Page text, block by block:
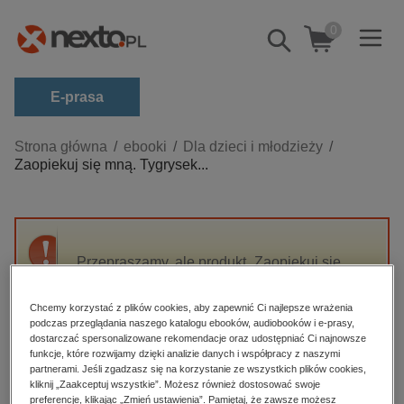
Pokaż/schowaj
wyszukiwarkę
0
E-prasa
Kategorie
Zobacz wszystkie E-prasa
budownictwo, aranżacja wnętrz
darmowe wydania
edukacja
hobby, sport, rozrywka
komputery, internet, technologie, informatyka
Strona główna ebooki
Dla dzieci i młodzieży
Zaopiekuj się mną. Tygrysek...
Przepraszamy, ale produkt „Zaopiekuj się
High-contrast mode
Polecane
Chcemy korzystać z plików cookies, aby zapewnić Ci najlepsze wrażenia
podczas przeglądania naszego katalogu ebooków, audiobooków i e-prasy,
dostarczać spersonalizowane rekomendacje oraz udostępniać Ci najnowsze
funkcje, które rozwijamy dzięki analizie danych i współpracy z naszymi
partnerami. Jeśli zgadzasz się na korzystanie ze wszystkich plików cookies,
kliknij „Zaakceptuj wszystkie”. Możesz również dostosować swoje
preferencje, klikając „Zmień ustawienia”. Pamiętaj, że zawsze możesz